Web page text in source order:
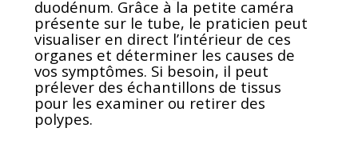
duodénum. Grâce à la petite caméra
présente sur le tube, le praticien peut
visualiser en direct l’intérieur de ces
organes et déterminer les causes de
vos symptômes. Si besoin, il peut
prélever des échantillons de tissus
pour les examiner ou retirer des
polypes.